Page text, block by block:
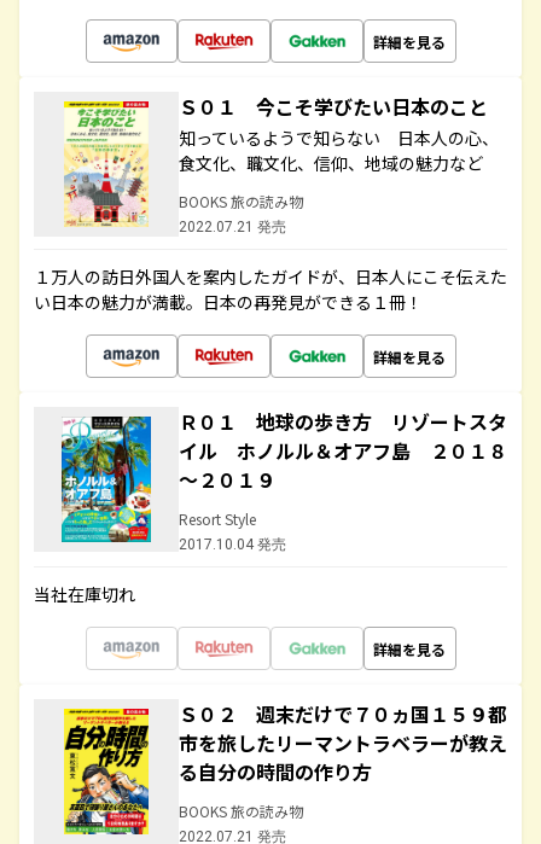
詳細を見る
Ｓ０１ 今こそ学びたい日本のこと
知っているようで知らない 日本人の心、
食文化、職文化、信仰、地域の魅力など
BOOKS 旅の読み物
2022.07.21 発売
１万人の訪日外国人を案内したガイドが、日本人にこそ伝えた
い日本の魅力が満載。日本の再発見ができる１冊！
詳細を見る
Ｒ０１ 地球の歩き方 リゾートスタ
イル ホノルル＆オアフ島 ２０１８
～２０１９
Resort Style
2017.10.04 発売
当社在庫切れ
詳細を見る
Ｓ０２ 週末だけで７０ヵ国１５９都
市を旅したリーマントラベラーが教え
る自分の時間の作り方
BOOKS 旅の読み物
2022.07.21 発売